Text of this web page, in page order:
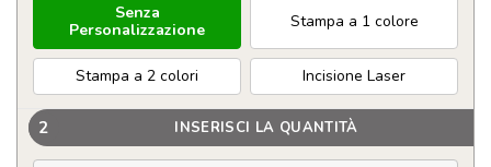
Senza
Personalizzazione
Stampa a 1 colore
Stampa a 2 colori Incisione Laser
2 INSERISCI LA QUANTITÀ